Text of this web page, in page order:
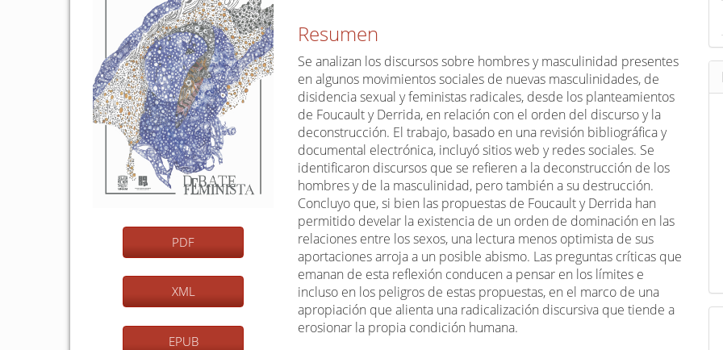
PDF
XML
EPUB
Resumen
Se analizan los discursos sobre hombres y masculinidad presentes
en algunos movimientos sociales de nuevas masculinidades, de
disidencia sexual y feministas radicales, desde los planteamientos
de Foucault y Derrida, en relación con el orden del discurso y la
deconstrucción. El trabajo, basado en una revisión bibliográfica y
documental electrónica, incluyó sitios web y redes sociales. Se
identificaron discursos que se refieren a la deconstrucción de los
hombres y de la masculinidad, pero también a su destrucción.
Concluyo que, si bien las propuestas de Foucault y Derrida han
permitido develar la existencia de un orden de dominación en las
relaciones entre los sexos, una lectura menos optimista de sus
aportaciones arroja a un posible abismo. Las preguntas críticas que
emanan de esta reflexión conducen a pensar en los límites e
incluso en los peligros de estas propuestas, en el marco de una
apropiación que alienta una radicalización discursiva que tiende a
erosionar la propia condición humana.
c
l